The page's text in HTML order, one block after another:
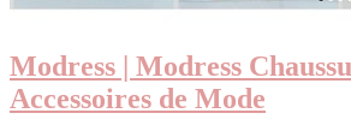
Modress | Modress
Accessoires de Mode